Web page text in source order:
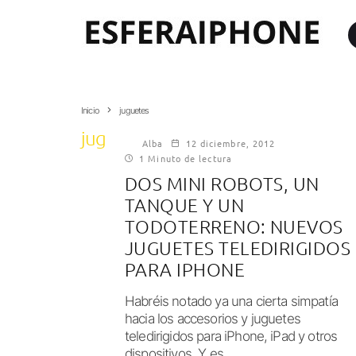
Inicio juguetes
juguetesAlba
12 diciembre, 2012
1 Minuto de lectura
DOS MINI ROBOTS, UN
TANQUE Y UN
TODOTERRENO: NUEVOS
JUGUETES TELEDIRIGIDOS
PARA IPHONE
Habréis notado ya una cierta simpatía
hacia los accesorios y juguetes
teledirigidos para iPhone, iPad y otros